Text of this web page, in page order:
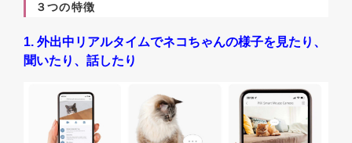
３つの特徴
1. 外出中リアルタイムでネコちゃんの様子を見たり、
聞いたり、話したり